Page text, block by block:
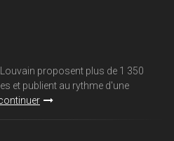
proposent plus de 1 350
et publient au rythme d'une